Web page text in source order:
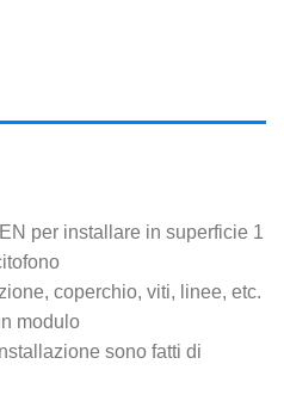
per installare in superficie 1
coperchio, viti, linee, etc.
modulo
sono fatti di